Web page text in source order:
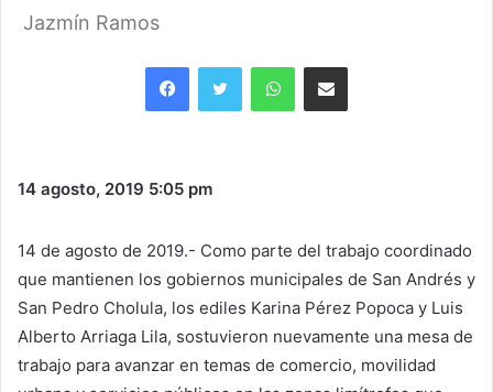
Jazmín Ramos
FacebookTwitter WhatsAppShare via Email
14 agosto, 2019 5:05 pm
14 de agosto de 2019.- Como parte del trabajo coordinado
que mantienen los gobiernos municipales de San Andrés y
San Pedro Cholula, los ediles Karina Pérez Popoca y Luis
Alberto Arriaga Lila, sostuvieron nuevamente una mesa de
trabajo para avanzar en temas de comercio, movilidad